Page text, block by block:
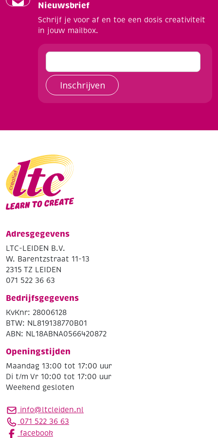
Nieuwsbrief
Schrijf je voor af en toe een dosis creativiteit
in jouw mailbox.
Inschrijven
Adresgegevens
LTC-LEIDEN B.V.
W. Barentzstraat 11-13
2315 TZ LEIDEN
071 522 36 63
Bedrijfsgegevens
KvKnr: 28006128
BTW: NL819138770B01
ABN: NL18ABNA0566420872
Openingstijden
Maandag 13:00 tot 17:00 uur
Di t/m Vr 10:00 tot 17:00 uur
Weekend gesloten
info@ltcleiden.nl
071 522 36 63
facebook